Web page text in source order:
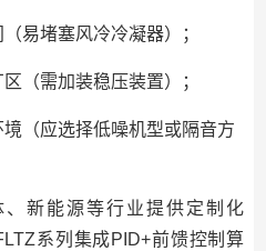
易堵塞风冷冷凝器）；
（需加装稳压装置）；
（应选择低噪机型或隔音方
新能源等行业提供定制化
系列集成PID+前馈控制算